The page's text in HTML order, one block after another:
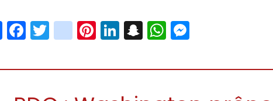
ShareFacebook
Twitter
instagram
Pinterest
LinkedIn
Snapchat
WhatsApp